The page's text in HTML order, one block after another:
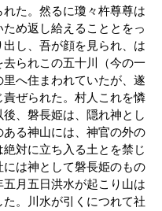
た。然るに瓊々杵尊尊は
め返し給えることとをっ
し、吾が顔を見られ、は
られこの五十川（今の一
へ住まわれていたが、遂
ぜられた。村人これを憐
、磐長姫は、隠れ神とし
る神山には、神官の外の
対に立ち入る土とを禁じ
は神として磐長姫のもの
月五日洪水が起こり山は
。川水が引くにつれて社